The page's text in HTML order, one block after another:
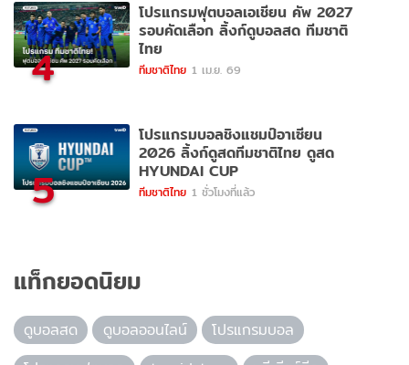
4
โปรแกรมฟุตบอลเอเชียน คัพ 2027
รอบคัดเลือก ลิ้งก์ดูบอลสด ทีมชาติ
ไทย
ทีมชาติไทย 1 เม.ย. 69
5
โปรแกรมบอลชิงแชมป์อาเซียน
2026 ลิ้งก์ดูสดทีมชาติไทย ดูสด
HYUNDAI CUP
ทีมชาติไทย 1 ชั่วโมงที่แล้ว
แท็กยอดนิยม
ดูบอลสด ดูบอลออนไลน์
โปรแกรมบอล